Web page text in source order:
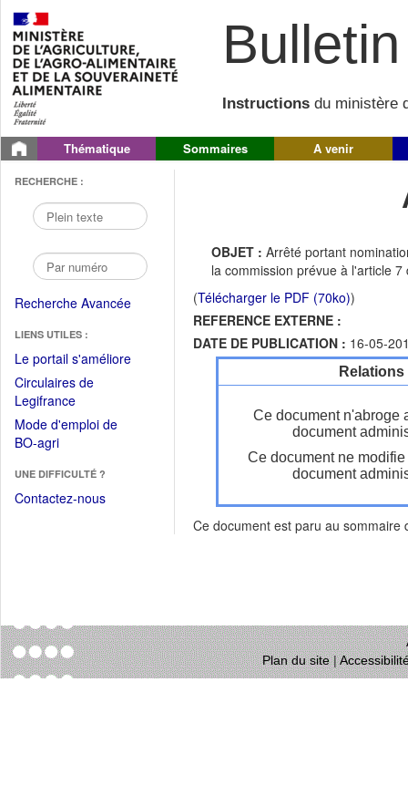
Instructions du ministère
Thématique Sommaires A venir
RECHERCHE :
Recherche Avancée
LIENS UTILES :
Le portail s'améliore(Fichier
Circulaires de
Legifrance(Ouvrir
dans
une
fenêtre)
Mode d'emploi de
BO-agri(Ouvrir
une
nouvelle
UNE DIFFICULTÉ ?
Contactez-nous
OBJET : Arrêté portant
la commission prévue à l'article
(Télécharger le PDF (70ko))
REFERENCE EXTERNE :
DATE DE PUBLICATION : 16-05-
Ce document n'abroge
document
Ce document ne
document
Ce document est paru au sommaire
Plan du site|